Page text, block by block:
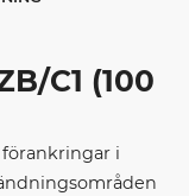
C1 (100
förankringar i